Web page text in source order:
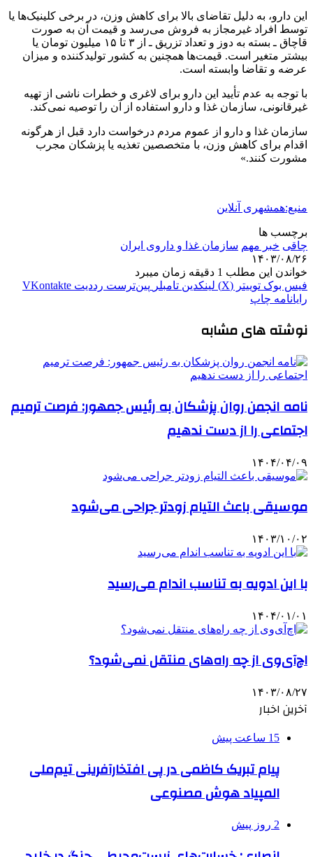
این دارو، به دلیل تقاضای بالا برای کاهش وزن، در برخی کلینیک‌ها یا
توسط افراد غیرمجاز به فروش می‌رسد و قیمت آن به صورت
قاچاق ـ بسته به دوز و تعداد تزریق ـ از ۳ تا ۱۵ میلیون تومان یا
بیشتر متغیر است. قیمت‌ها همچنین به کشور تولیدکننده و میزان
عرضه و تقاضا وابسته است.
با توجه به عدم تأیید این دارو برای لاغری و خطرات ناشی از تهیه
غیرقانونی، سازمان غذا و دارو استفاده از آن را توصیه نمی‌کند.
سازمان غذا و دارو از عموم مردم درخواست دارد قبل از هرگونه
اقدام برای کاهش وزن، با متخصصین تغذیه یا پزشکان مجرب
مشورت کنند.»
منبع:همشهری آنلاین
برچسب ها
چاقی خبر مهم سازمان غذا و داروی ایران
۱۴۰۳/۰۸/۲۶
خواندن این مطلب 1 دقیقه زمان میبرد
فیس بوک توییتر (X) لینکدین ‫تامبلر ‫پین‌ترست ‫رددیت ‫VKontakte
رایانامه چاپ
نوشته های مشابه
نامه انجمن روان‌ پزشکان به رئیس‌ جمهور: فرصت ترمیم
اجتماعی را از دست ندهیم
۱۴۰۴/۰۴/۰۹
موسیقی باعث التیام زودتر جراحی می‌شود
۱۴۰۳/۱۰/۰۲
با این ادویه به تناسب اندام می‌رسید
۱۴۰۴/۰۱/۰۱
اچ‌آی‌وی از چه راه‌های منتقل نمی‌شود؟
۱۴۰۳/۰۸/۲۷
آخرین اخبار
15 ساعت پیش
پیام تبریک کاظمی در پی افتخارآفرینی تیم‌ملی
المپیاد هوش مصنوعی
2 روز پیش